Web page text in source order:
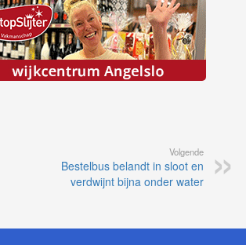
Volgende
Bestelbus belandt in sloot en
verdwijnt bijna onder water